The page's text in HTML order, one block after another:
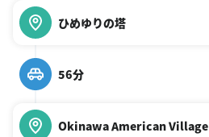
ひめゆりの塔
56分
Okinawa American Village